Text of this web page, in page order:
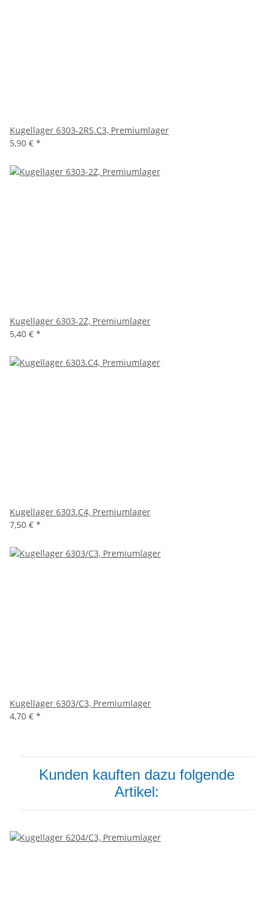
Kugellager 6303-2RS.C3, Premiumlager
5,90 € *
Kugellager 6303-2Z, Premiumlager
5,40 € *
Kugellager 6303.C4, Premiumlager
7,50 € *
Kugellager 6303/C3, Premiumlager
4,70 € *
Kunden kauften dazu folgende
Artikel: